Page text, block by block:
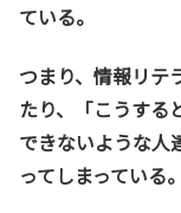
ている。
つまり、情報リテ
たり、「こうする
できないような人
ってしまっている。